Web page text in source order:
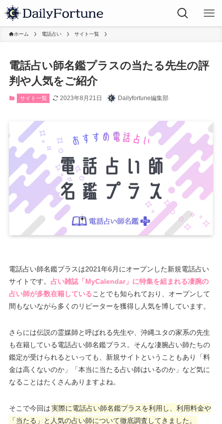
ホーム 電話占い サイト一覧
電話占い師名鑑プラスの当たる先生の評
判や人気をご紹介
サイト一覧 2023年8月21日 Dailyfortune編集部
電話占い師名鑑プラスは2021年6月にオープンした新規電話占い
サイトです。 占い雑誌「MyCalendar」に特集を組まれる凄腕の
占い師が多数在籍していることでも知られており、オープンして
間もないながら多くのリピーターを獲得し人気を博しています。
さらには伝説の霊媒師と呼ばれる先生や、沖縄ユタの家系の先生
も在籍している電話占い師名鑑プラス。そんな凄腕占い師たちの
鑑定が受けられるといっても、新規サイトということもあり「料
金は高くないのか」「本当に当たる占い師はいるのか」など気に
なることはたくさんありますよね。
そこで今回は実際に電話占い師名鑑プラスを利用し、利用料金や
「当たる」と人気の占い師について徹底調査してきました。